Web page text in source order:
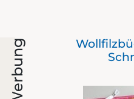
Werbung